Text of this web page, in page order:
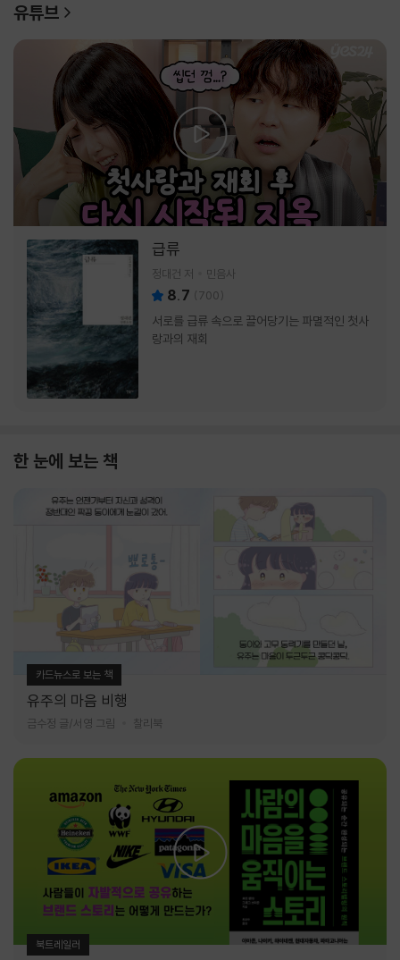
유튜브
급류
정대건 저 민음사
8.7 (700)
서로를 급류 속으로 끌어당기는 파멸적인 첫사
랑과의 재회
한 눈에 보는 책
카드뉴스로 보는 책
유주의 마음 비행
금수정 글/서영 그림 찰리북
북트레일러